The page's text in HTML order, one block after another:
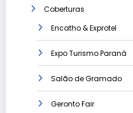
Coberturas
Encatho & Exprotel
Expo Turismo Paraná
Salão de Gramado
Geronto Fair